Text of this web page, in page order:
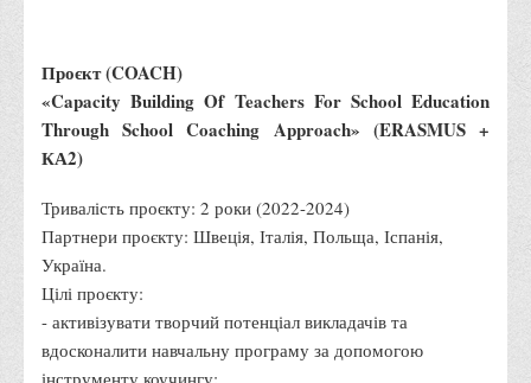
Інформація про гуртожитки
Положення
Положення про старосту академічної групи
здобувачів вищої освіти
Положення "Про правила призначення академічних
Проєкт (COACH)
«Capacity Building Of Teachers For School Education
Through School Coaching Approach» (ERASMUS +
КА2)
Тривалість проєкту: 2 роки (2022-2024)
Партнери проєкту: Швеція, Італія, Польща, Іспанія,
Україна.
Цілі проєкту:
- активізувати творчий потенціал викладачів та
вдосконалити навчальну програму за допомогою
інструменту коучингу;